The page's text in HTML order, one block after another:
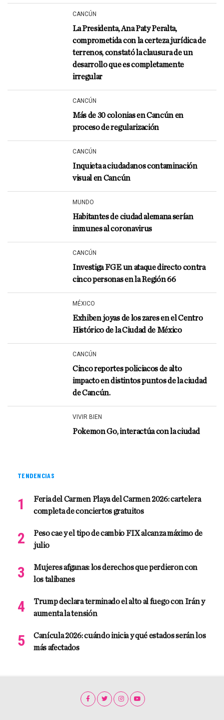
CANCÚN
La Presidenta, Ana Paty Peralta,
comprometida con la certeza jurídica de
terrenos, constató la clausura de un
desarrollo que es completamente
irregular
CANCÚN
Más de 30 colonias en Cancún en
proceso de regularización
CANCÚN
Inquieta a ciudadanos contaminación
visual en Cancún
MUNDO
Habitantes de ciudad alemana serían
inmunes al coronavirus
CANCÚN
Investiga FGE un ataque directo contra
cinco personas en la Región 66
MÉXICO
Exhiben joyas de los zares en el Centro
Histórico de la Ciudad de México
CANCÚN
Cinco reportes policiacos de alto
impacto en distintos puntos de la ciudad
de Cancún.
VIVIR BIEN
Pokemon Go, interactúa con la ciudad
TENDENCIAS
Feria del Carmen Playa del Carmen 2026: cartelera
completa de conciertos gratuitos
Peso cae y el tipo de cambio FIX alcanza máximo de
julio
Mujeres afganas: los derechos que perdieron con
los talibanes
Trump declara terminado el alto al fuego con Irán y
aumenta la tensión
Canícula 2026: cuándo inicia y qué estados serán los
más afectados